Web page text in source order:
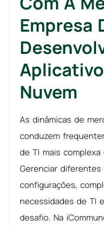
Empresa
Nuvem
As dinâmicas de
conduzem
de TI mais complexa
Gerenciar diferentes
configurações,
necessidades de TI
desafio. Na